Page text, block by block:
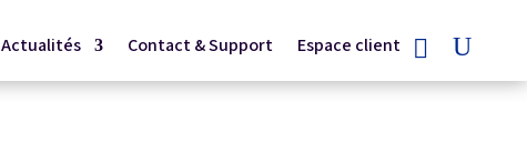
Actualités Contact & Support Espace client